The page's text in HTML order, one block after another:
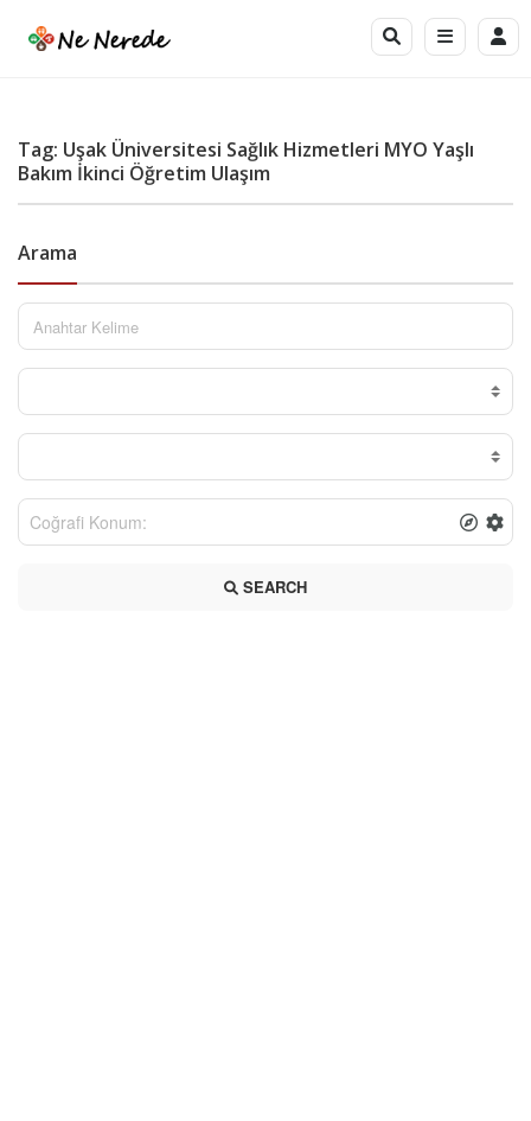
Tag: Uşak Üniversitesi Sağlık Hizmetleri MYO Yaşlı
Bakım İkinci Öğretim Ulaşım
Arama
SEARCH